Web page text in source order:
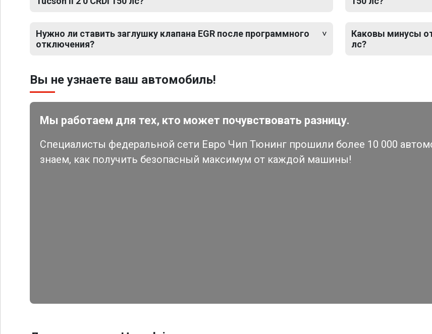
Нужно ли ставить заглушку клапана EGR после программного
отключения?
Каковы минусы
лс?
Вы не узнаете ваш автомобиль!
Мы работаем для тех, кто может почувствовать разницу.
Специалисты федеральной сети Евро Чип Тюнинг прошили более 10 000
знаем, как получить безопасный максимум от каждой машины!